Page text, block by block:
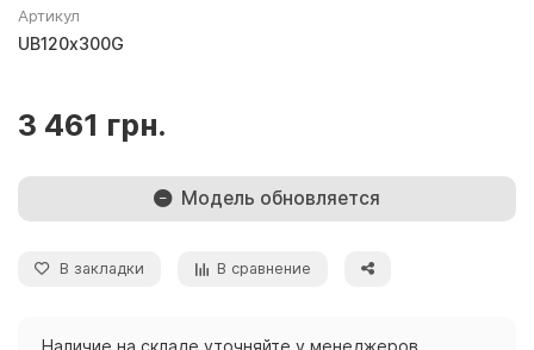
Артикул
UB120х300G
3 461 грн.
Модель обновляется
В закладки В сравнение
Наличие на складе уточняйте у менеджеров.